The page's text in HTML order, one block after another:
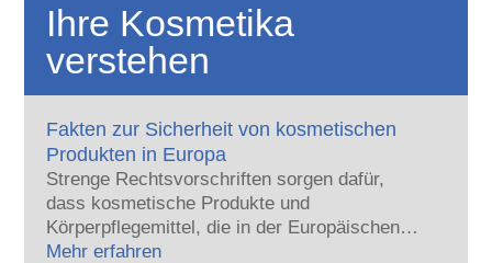
Ihre Kosmetika
verstehen
Fakten zur Sicherheit von kosmetischen
Produkten in Europa
Strenge Rechtsvorschriften sorgen dafür,
dass kosmetische Produkte und
Körperpflegemittel, die in der Europäischen
Union verkauft werden, sicher für die
Mehr erfahren